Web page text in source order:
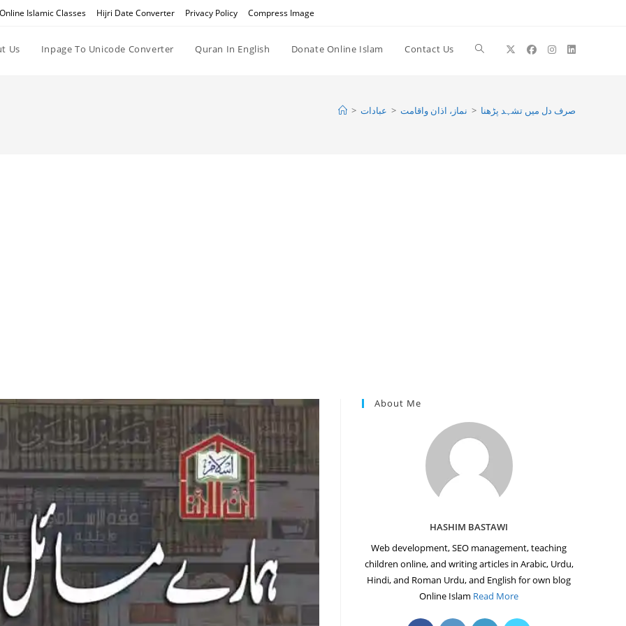
Online Islamic Classes Hijri Date Converter Privacy Policy Compress Image
Us Inpage To Unicode Converter Quran In English Donate Online Islam Contact Us Toggle
> عبادات > نماز، اذان واقامت > صرف دل میں تشہد پڑھنا
About Me
HASHIM BASTAWI
Web development, SEO management, teaching
children online, and writing articles in Arabic, Urdu,
Hindi, and Roman Urdu, and English for own blog
Online Islam Read More